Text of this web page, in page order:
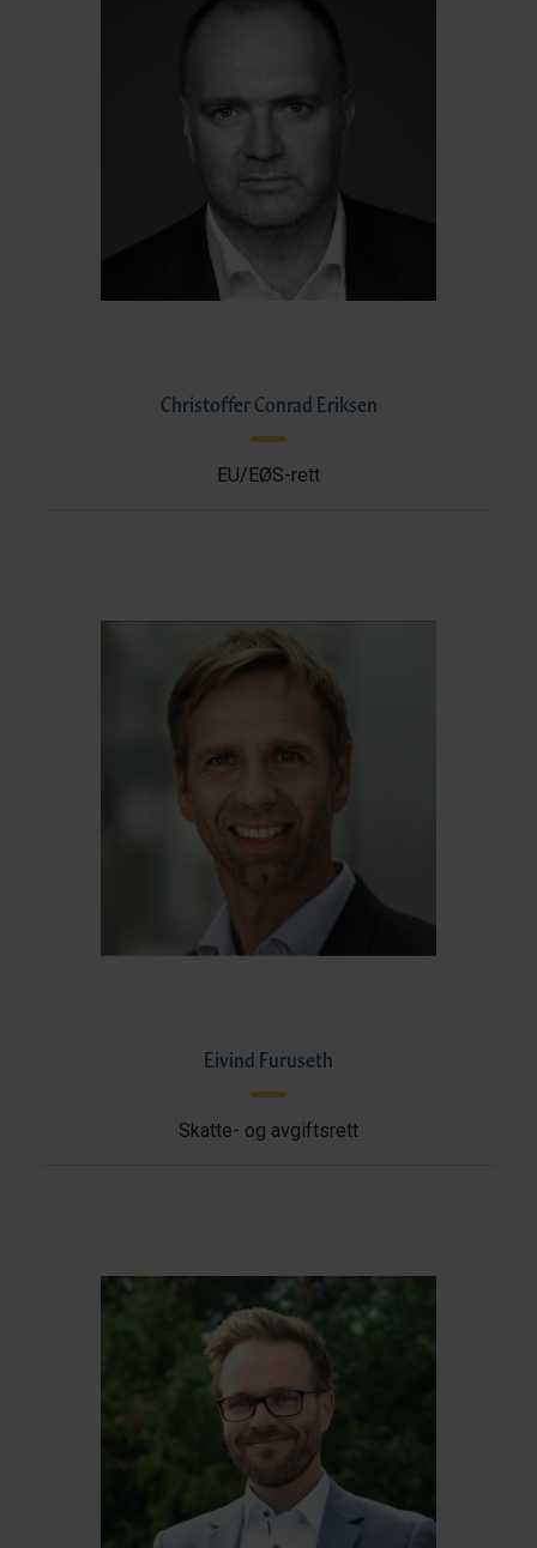
Christoffer Conrad Eriksen
EU/EØS-rett
Eivind Furuseth
Skatte- og avgiftsrett